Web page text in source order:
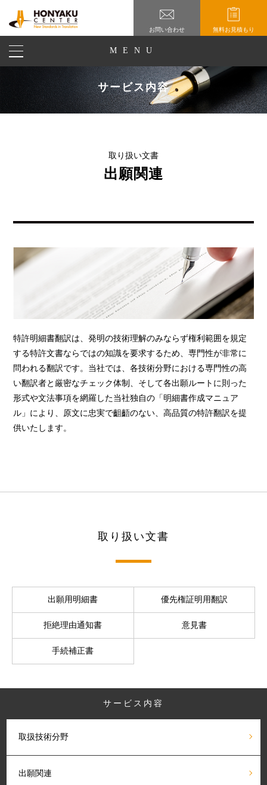
MENU
お問い合わせ 無料お見積もり
サービス内容
取り扱い文書
出願関連
特許明細書翻訳は、発明の技術理解のみならず権利範囲を規定
する特許文書ならではの知識を要求するため、専門性が非常に
問われる翻訳です。当社では、各技術分野における専門性の高
い翻訳者と厳密なチェック体制、そして各出願ルートに則った
形式や文法事項を網羅した当社独自の「明細書作成マニュア
ル」により、原文に忠実で齟齬のない、高品質の特許翻訳を提
供いたします。
取り扱い文書
出願用明細書 優先権証明用翻訳
拒絶理由通知書 意見書
手続補正書
サービス内容
取扱技術分野
出願関連